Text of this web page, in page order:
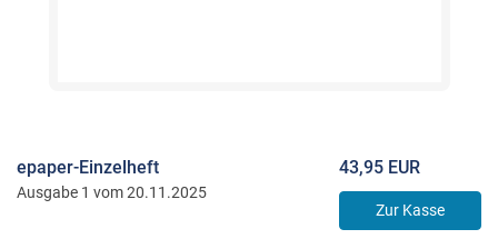
epaper-Einzelheft
Ausgabe 1 vom 20.11.2025
43,95 EUR
Zur Kasse